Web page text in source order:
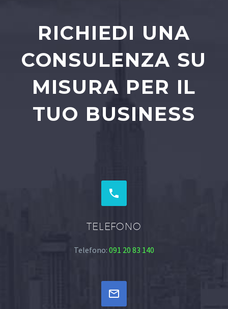
RICHIEDI UNA
CONSULENZA SU
MISURA PER IL
TUO BUSINESS


TELEFONO
Telefono: 091 20 83 140

